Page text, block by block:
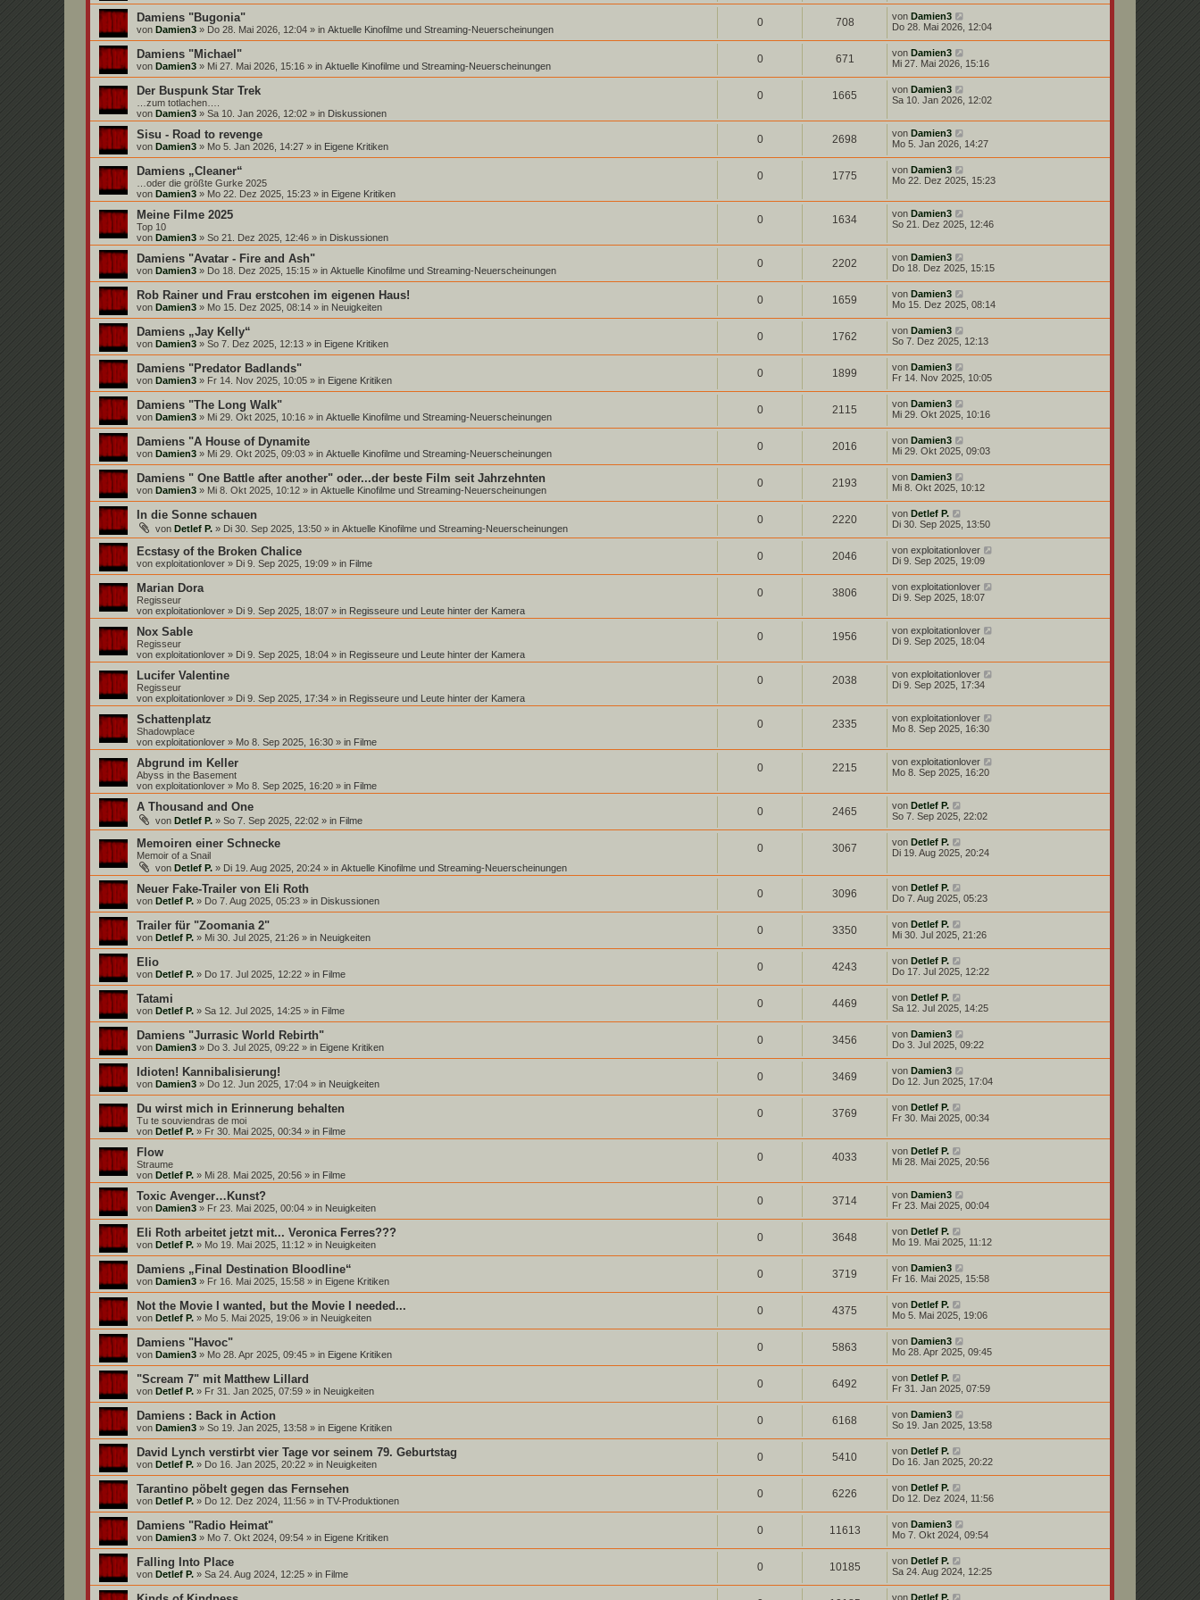
Damiens "Bugonia"
von Damien3 » Do 28. Mai 2026, 12:04 » in Aktuelle Kinofilme und Streaming-Neuerscheinungen
0 708 von Damien3
Do 28. Mai 2026, 12:04
Damiens "Michael"
von Damien3 » Mi 27. Mai 2026, 15:16 » in Aktuelle Kinofilme und Streaming-Neuerscheinungen
0 671 von Damien3
Mi 27. Mai 2026, 15:16
Der Buspunk Star Trek
…zum totlachen….
von Damien3 » Sa 10. Jan 2026, 12:02 » in Diskussionen
0 1665 von Damien3
Sa 10. Jan 2026, 12:02
Sisu - Road to revenge
von Damien3 » Mo 5. Jan 2026, 14:27 » in Eigene Kritiken
0 2698 von Damien3
Mo 5. Jan 2026, 14:27
Damiens „Cleaner“
…oder die größte Gurke 2025
von Damien3 » Mo 22. Dez 2025, 15:23 » in Eigene Kritiken
0 1775 von Damien3
Mo 22. Dez 2025, 15:23
Meine Filme 2025
Top 10
von Damien3 » So 21. Dez 2025, 12:46 » in Diskussionen
0 1634 von Damien3
So 21. Dez 2025, 12:46
Damiens "Avatar - Fire and Ash"
von Damien3 » Do 18. Dez 2025, 15:15 » in Aktuelle Kinofilme und Streaming-Neuerscheinungen
0 2202 von Damien3
Do 18. Dez 2025, 15:15
Rob Rainer und Frau erstcohen im eigenen Haus!
von Damien3 » Mo 15. Dez 2025, 08:14 » in Neuigkeiten
0 1659 von Damien3
Mo 15. Dez 2025, 08:14
Damiens „Jay Kelly“
von Damien3 » So 7. Dez 2025, 12:13 » in Eigene Kritiken
0 1762 von Damien3
So 7. Dez 2025, 12:13
Damiens "Predator Badlands"
von Damien3 » Fr 14. Nov 2025, 10:05 » in Eigene Kritiken
0 1899 von Damien3
Fr 14. Nov 2025, 10:05
Damiens "The Long Walk"
von Damien3 » Mi 29. Okt 2025, 10:16 » in Aktuelle Kinofilme und Streaming-Neuerscheinungen
0 2115 von Damien3
Mi 29. Okt 2025, 10:16
Damiens "A House of Dynamite
von Damien3 » Mi 29. Okt 2025, 09:03 » in Aktuelle Kinofilme und Streaming-Neuerscheinungen
0 2016 von Damien3
Mi 29. Okt 2025, 09:03
Damiens " One Battle after another" oder...der beste Film seit Jahrzehnten
von Damien3 » Mi 8. Okt 2025, 10:12 » in Aktuelle Kinofilme und Streaming-Neuerscheinungen
0 2193 von Damien3
Mi 8. Okt 2025, 10:12
In die Sonne schauen
von Detlef P. » Di 30. Sep 2025, 13:50 » in Aktuelle Kinofilme und Streaming-Neuerscheinungen
0 2220 von Detlef P.
Di 30. Sep 2025, 13:50
Ecstasy of the Broken Chalice
von exploitationlover » Di 9. Sep 2025, 19:09 » in Filme
0 2046 von exploitationlover
Di 9. Sep 2025, 19:09
Marian Dora
Regisseur
von exploitationlover » Di 9. Sep 2025, 18:07 » in Regisseure und Leute hinter der Kamera
0 3806 von exploitationlover
Di 9. Sep 2025, 18:07
Nox Sable
Regisseur
von exploitationlover » Di 9. Sep 2025, 18:04 » in Regisseure und Leute hinter der Kamera
0 1956 von exploitationlover
Di 9. Sep 2025, 18:04
Lucifer Valentine
Regisseur
von exploitationlover » Di 9. Sep 2025, 17:34 » in Regisseure und Leute hinter der Kamera
0 2038 von exploitationlover
Di 9. Sep 2025, 17:34
Schattenplatz
Shadowplace
von exploitationlover » Mo 8. Sep 2025, 16:30 » in Filme
0 2335 von exploitationlover
Mo 8. Sep 2025, 16:30
Abgrund im Keller
Abyss in the Basement
von exploitationlover » Mo 8. Sep 2025, 16:20 » in Filme
0 2215 von exploitationlover
Mo 8. Sep 2025, 16:20
A Thousand and One
von Detlef P. » So 7. Sep 2025, 22:02 » in Filme
0 2465 von Detlef P.
So 7. Sep 2025, 22:02
Memoiren einer Schnecke
Memoir of a Snail
von Detlef P. » Di 19. Aug 2025, 20:24 » in Aktuelle Kinofilme und Streaming-Neuerscheinungen
0 3067 von Detlef P.
Di 19. Aug 2025, 20:24
Neuer Fake-Trailer von Eli Roth
von Detlef P. » Do 7. Aug 2025, 05:23 » in Diskussionen
0 3096 von Detlef P.
Do 7. Aug 2025, 05:23
Trailer für "Zoomania 2"
von Detlef P. » Mi 30. Jul 2025, 21:26 » in Neuigkeiten
0 3350 von Detlef P.
Mi 30. Jul 2025, 21:26
Elio
von Detlef P. » Do 17. Jul 2025, 12:22 » in Filme
0 4243 von Detlef P.
Do 17. Jul 2025, 12:22
Tatami
von Detlef P. » Sa 12. Jul 2025, 14:25 » in Filme
0 4469 von Detlef P.
Sa 12. Jul 2025, 14:25
Damiens "Jurrasic World Rebirth"
von Damien3 » Do 3. Jul 2025, 09:22 » in Eigene Kritiken
0 3456 von Damien3
Do 3. Jul 2025, 09:22
Idioten! Kannibalisierung!
von Damien3 » Do 12. Jun 2025, 17:04 » in Neuigkeiten
0 3469 von Damien3
Do 12. Jun 2025, 17:04
Du wirst mich in Erinnerung behalten
Tu te souviendras de moi
von Detlef P. » Fr 30. Mai 2025, 00:34 » in Filme
0 3769 von Detlef P.
Fr 30. Mai 2025, 00:34
Flow
Straume
von Detlef P. » Mi 28. Mai 2025, 20:56 » in Filme
0 4033 von Detlef P.
Mi 28. Mai 2025, 20:56
Toxic Avenger…Kunst?
von Damien3 » Fr 23. Mai 2025, 00:04 » in Neuigkeiten
0 3714 von Damien3
Fr 23. Mai 2025, 00:04
Eli Roth arbeitet jetzt mit... Veronica Ferres???
von Detlef P. » Mo 19. Mai 2025, 11:12 » in Neuigkeiten
0 3648 von Detlef P.
Mo 19. Mai 2025, 11:12
Damiens „Final Destination Bloodline“
von Damien3 » Fr 16. Mai 2025, 15:58 » in Eigene Kritiken
0 3719 von Damien3
Fr 16. Mai 2025, 15:58
Not the Movie I wanted, but the Movie I needed...
von Detlef P. » Mo 5. Mai 2025, 19:06 » in Neuigkeiten
0 4375 von Detlef P.
Mo 5. Mai 2025, 19:06
Damiens "Havoc"
von Damien3 » Mo 28. Apr 2025, 09:45 » in Eigene Kritiken
0 5863 von Damien3
Mo 28. Apr 2025, 09:45
"Scream 7" mit Matthew Lillard
von Detlef P. » Fr 31. Jan 2025, 07:59 » in Neuigkeiten
0 6492 von Detlef P.
Fr 31. Jan 2025, 07:59
Damiens : Back in Action
von Damien3 » So 19. Jan 2025, 13:58 » in Eigene Kritiken
0 6168 von Damien3
So 19. Jan 2025, 13:58
David Lynch verstirbt vier Tage vor seinem 79. Geburtstag
von Detlef P. » Do 16. Jan 2025, 20:22 » in Neuigkeiten
0 5410 von Detlef P.
Do 16. Jan 2025, 20:22
Tarantino pöbelt gegen das Fernsehen
von Detlef P. » Do 12. Dez 2024, 11:56 » in TV-Produktionen
0 6226 von Detlef P.
Do 12. Dez 2024, 11:56
Damiens "Radio Heimat"
von Damien3 » Mo 7. Okt 2024, 09:54 » in Eigene Kritiken
0 11613 von Damien3
Mo 7. Okt 2024, 09:54
Falling Into Place
von Detlef P. » Sa 24. Aug 2024, 12:25 » in Filme
0 10185 von Detlef P.
Sa 24. Aug 2024, 12:25
von Detlef P.